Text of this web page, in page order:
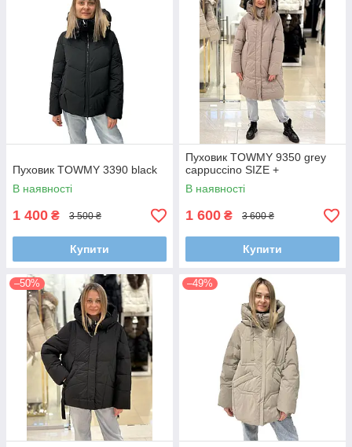
Пуховик TOWMY 3390 black
В наявності
1 400 ₴ 3 500 ₴
Купити
Пуховик TOWMY 9350 grey
cappuccino SIZE +
В наявності
1 600 ₴ 3 600 ₴
Купити
–50% –49%